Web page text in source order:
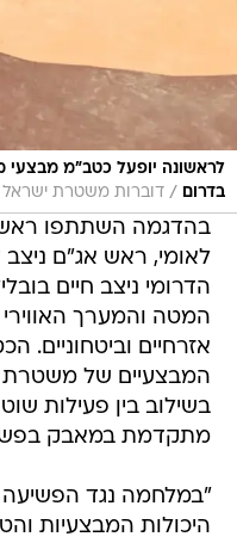
לראשונה יופעל כטב"מ
בדרום
/ דוברות משטרת ישראל
בהדגמה השתתפו
לאומי, ראש אג"ם ניצב
הדרומי ניצב חיים
המטה והמערך
אזרחיים
המבצעיים של משטרת
בשילוב בין פעילות
מתקדמת במאבק
"במלחמה נגד הפשיעה
היכולות המבצעיות